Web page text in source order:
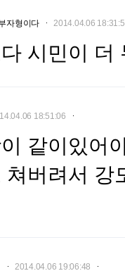
자형이다 2014.04.06
시민이 더
18:51:06
같이있어
쳐버려서 강
2014.04.06 19:06:48